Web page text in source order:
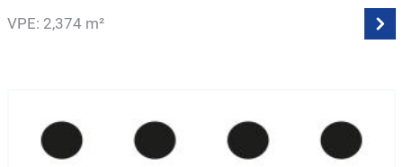
VPE: 2,374 m²